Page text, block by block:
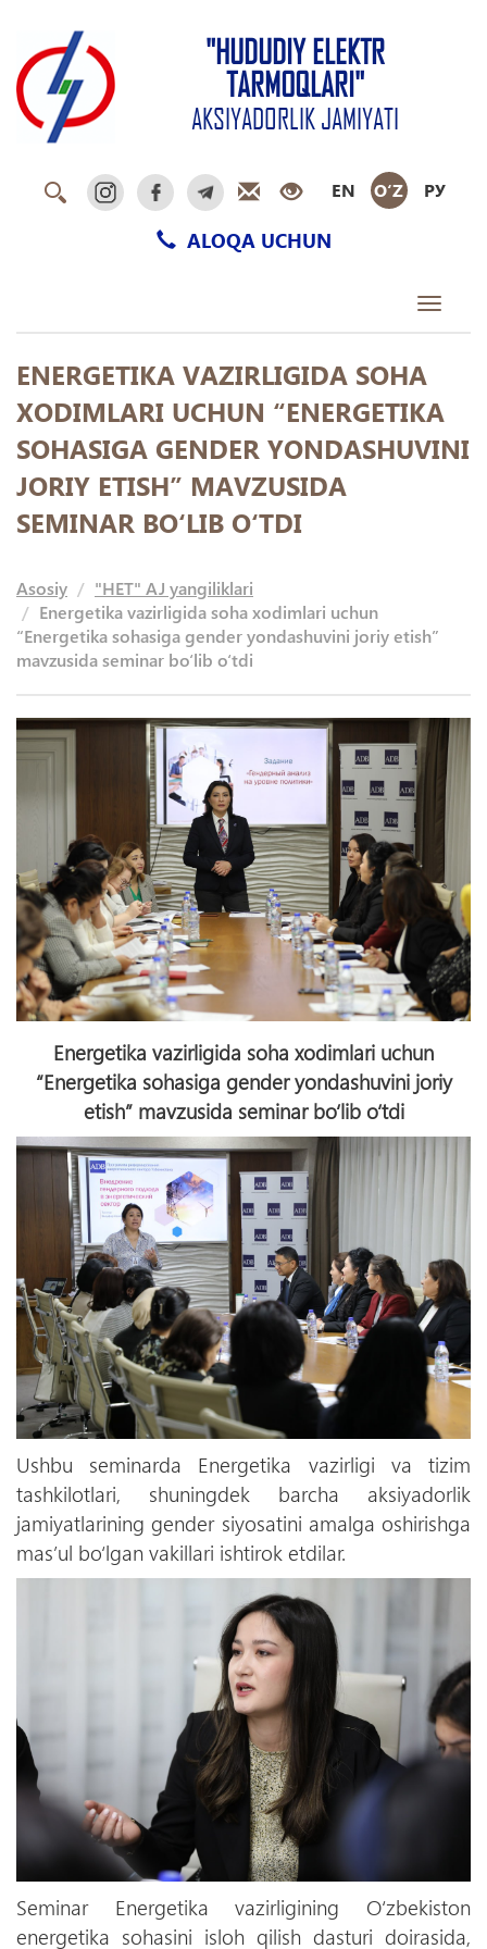
"HUDUDIY ELEKTR
TARMOQLARI"
AKSIYADORLIK JAMIYATI
EN O‘Z РУ
ALOQA UCHUN
Toggle
ENERGETIKA VAZIRLIGIDA SOHA
XODIMLARI UCHUN “ENERGETIKA
SOHASIGA GENDER YONDASHUVINI
JORIY ETISH” MAVZUSIDA
SEMINAR BO‘LIB O‘TDI
Asosiy
"HET" AJ yangiliklari
Energetika vazirligida soha xodimlari uchun
“Energetika sohasiga gender yondashuvini joriy etish”
mavzusida seminar bo‘lib o‘tdi
Energetika vazirligida soha xodimlari uchun
“Energetika sohasiga gender yondashuvini joriy
etish” mavzusida seminar bo‘lib o‘tdi
Ushbu seminarda Energetika vazirligi va tizim
tashkilotlari, shuningdek barcha aksiyadorlik
jamiyatlarining gender siyosatini amalga oshirishga
mas’ul bo‘lgan vakillari ishtirok etdilar.
Seminar Energetika vazirligining O‘zbekiston
energetika sohasini isloh qilish dasturi doirasida,